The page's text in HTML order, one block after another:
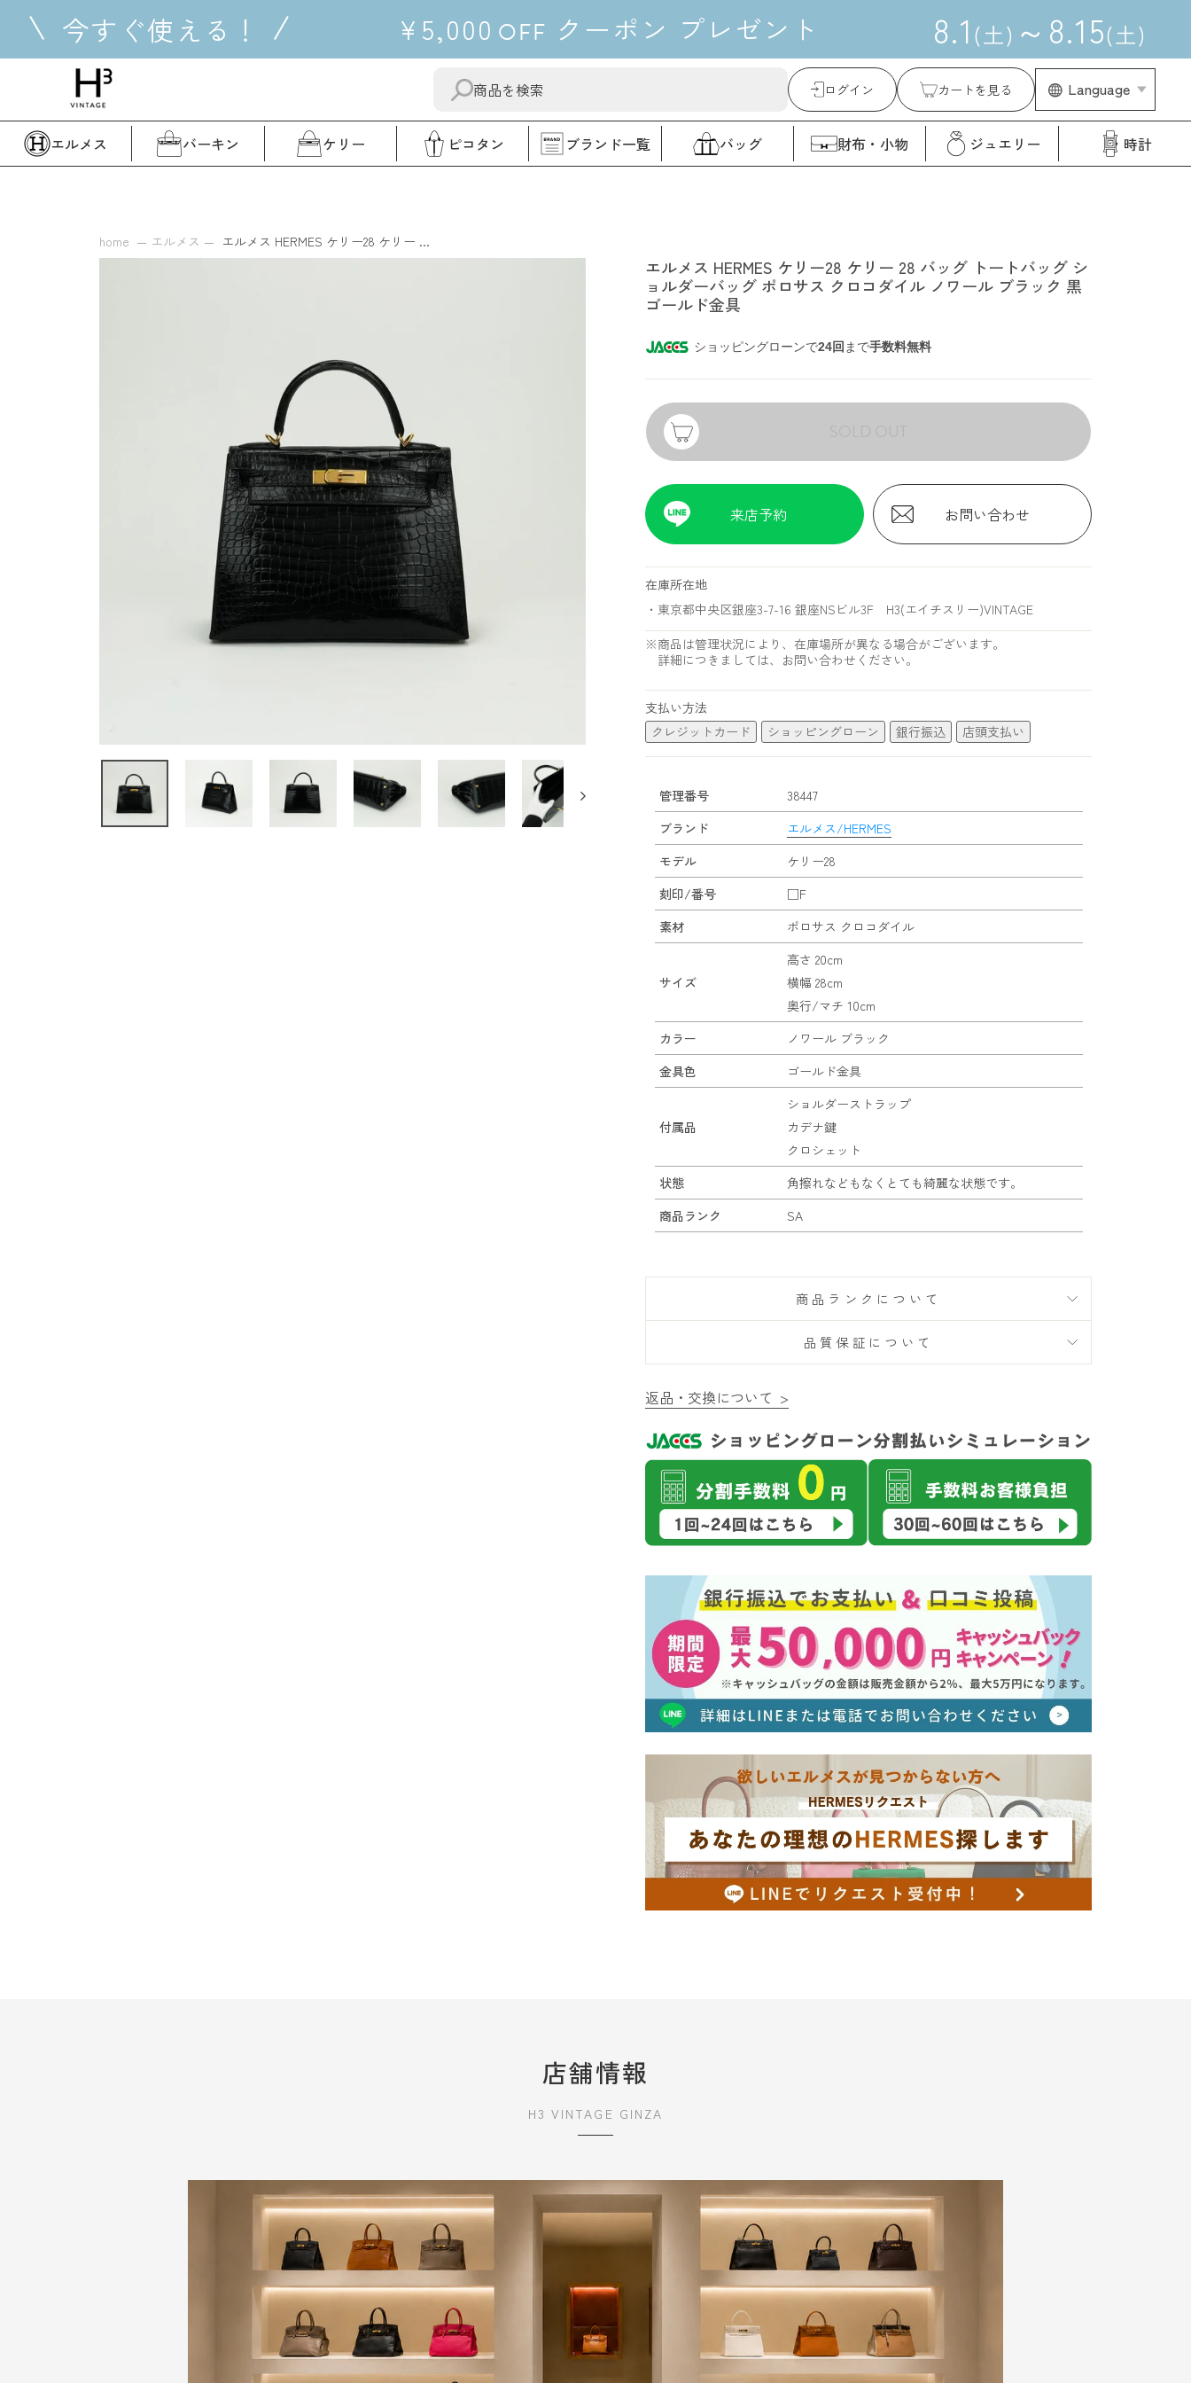
ッ
今すぐ使える！ ¥5,000 OFF クーポン プレゼント 8.1 (土) ～ 8.15(土)
送
す
る
"閉
る"
ログイン カートを見る Language
エルメス バーキン ケリー ピコタン ブランド一覧 バッグ 財布・小物 ジュエリー 時計
home エルメス エルメス HERMES ケリー28 ケリー ...
エルメス HERMES ケリー28 ケリー 28 バッグ トートバッグ シ
ョルダーバッグ ポロサス クロコダイル ノワール ブラック 黒
ゴールド金具
ショッピングローンで24回 まで手数料無料
来店予約 お問い合わせ
在庫所在地
・東京都中央区銀座3-7-16 銀座NSビル3F H3(エイチスリー)VINTAGE
※商品は管理状況により、在庫場所が異なる場合がございます。
詳細につきましては、お問い合わせください。
支払い方法
クレジットカード
ショッピングローン 銀行振込 店頭支払い
管理番号
38447
ブランド
エルメス/HERMES
モデル
ケリー28
刻印/番号
□F
素材
ポロサス クロコダイル
サイズ
高さ 20cm
横幅 28cm
奥行/マチ 10cm
カラー
ノワール ブラック
金具色
ゴールド金具
付属品
ショルダーストラップ
カデナ鍵
クロシェット
状態
角擦れなどもなくとても綺麗な状態です。
商品ランク
SA
商品ランクについて
品質保証について
返品・交換について >
店舗情報
H3 VINTAGE GINZA